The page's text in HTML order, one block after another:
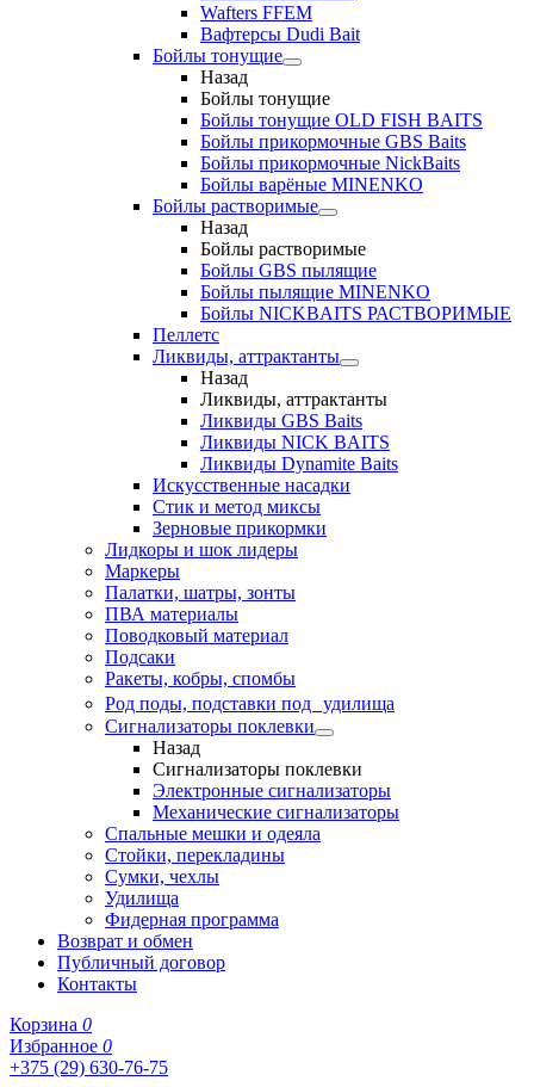
Wafters FFEM
Вафтерсы Dudi Bait
Бойлы тонущие
Назад
Бойлы тонущие
Бойлы тонущие OLD FISH BAITS
Бойлы прикормочные GBS Baits
Бойлы прикормочные NickBaits
Бойлы варёные MINENKO
Бойлы растворимые
Назад
Бойлы растворимые
Бойлы GBS пылящие
Бойлы пылящие MINENKO
Бойлы NICKBAITS РАСТВОРИМЫЕ
Пеллетс
Ликвиды, аттрактанты
Назад
Ликвиды, аттрактанты
Ликвиды GBS Baits
Ликвиды NICK BAITS
Ликвиды Dynamite Baits
Искусственные насадки
Стик и метод миксы
Зерновые прикормки
Лидкоры и шок лидеры
Маркеры
Палатки, шатры, зонты
ПВА материалы
Поводковый материал
Подсаки
Ракеты, кобры, спомбы
Род поды, подставки под удилища
Сигнализаторы поклевки
Назад
Сигнализаторы поклевки
Электронные сигнализаторы
Механические сигнализаторы
Спальные мешки и одеяла
Стойки, перекладины
Сумки, чехлы
Удилища
Фидерная программа
Возврат и обмен
Публичный договор
Контакты
Корзина 0
Избранное 0
+375 (29) 630-76-75